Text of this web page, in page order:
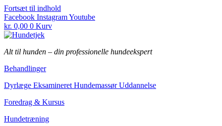
Fortsæt til indhold
Facebook InstagramYoutube
kr. 0,00 0 Kurv
Alt til hunden – din professionelle hundeekspert
Behandlinger
Dyrlæge Eksamineret Hundemassør Uddannelse
Foredrag & Kursus
Hundetræning